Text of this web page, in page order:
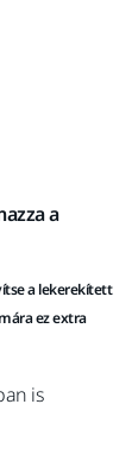
a
a lekerekített
ez extra
is